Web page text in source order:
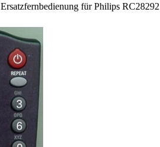
Ersatzfernbedienung für Philips